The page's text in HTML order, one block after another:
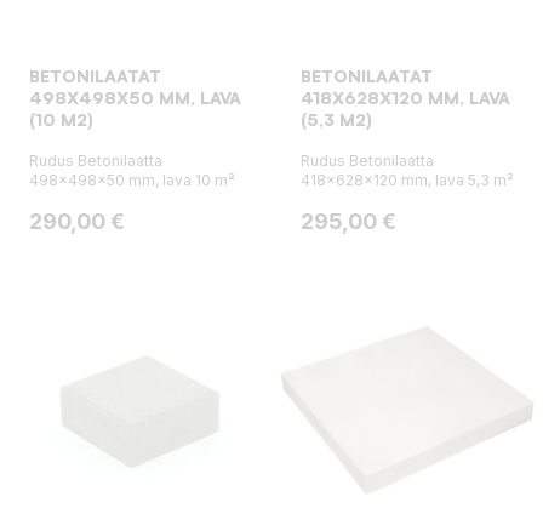
BETONILAATAT
498X498X50 MM, LAVA
(10 M2)
Rudus Betonilaatta
498x498x50 mm, lava 10 m²
Hinta
290,00 €
BETONILAATAT
418X628X120 MM, LAVA
(5,3 M2)
Rudus Betonilaatta
418x628x120 mm, lava 5,3 m²
Hinta
295,00 €